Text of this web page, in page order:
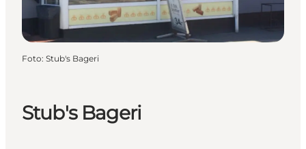
Stub's Bageri
Foto: Stub's Bageri